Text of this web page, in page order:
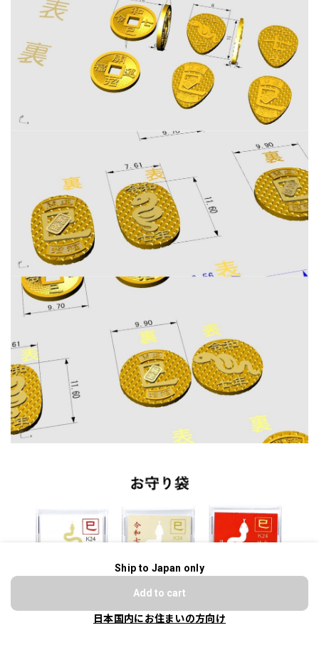
Ship to Japan only
Add to cart
日本国内にお住まいの方向け
ショップに質問する